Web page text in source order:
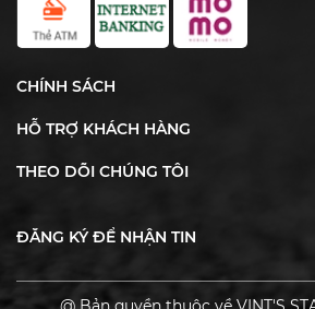
CHÍNH SÁCH
HỖ TRỢ KHÁCH HÀNG
THEO DÕI CHÚNG TÔI
ĐĂNG KÝ ĐỂ NHẬN TIN